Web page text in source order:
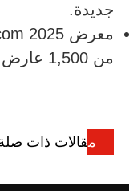
جديدة.
من 1,500 عارض عالميًا.
مقالات ذات